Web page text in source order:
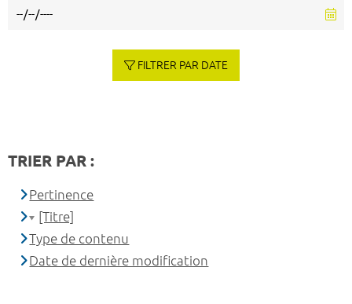
FILTRER PAR DATE
TRIER PAR :
Pertinence
[Titre]
Type de contenu
Date de dernière modification